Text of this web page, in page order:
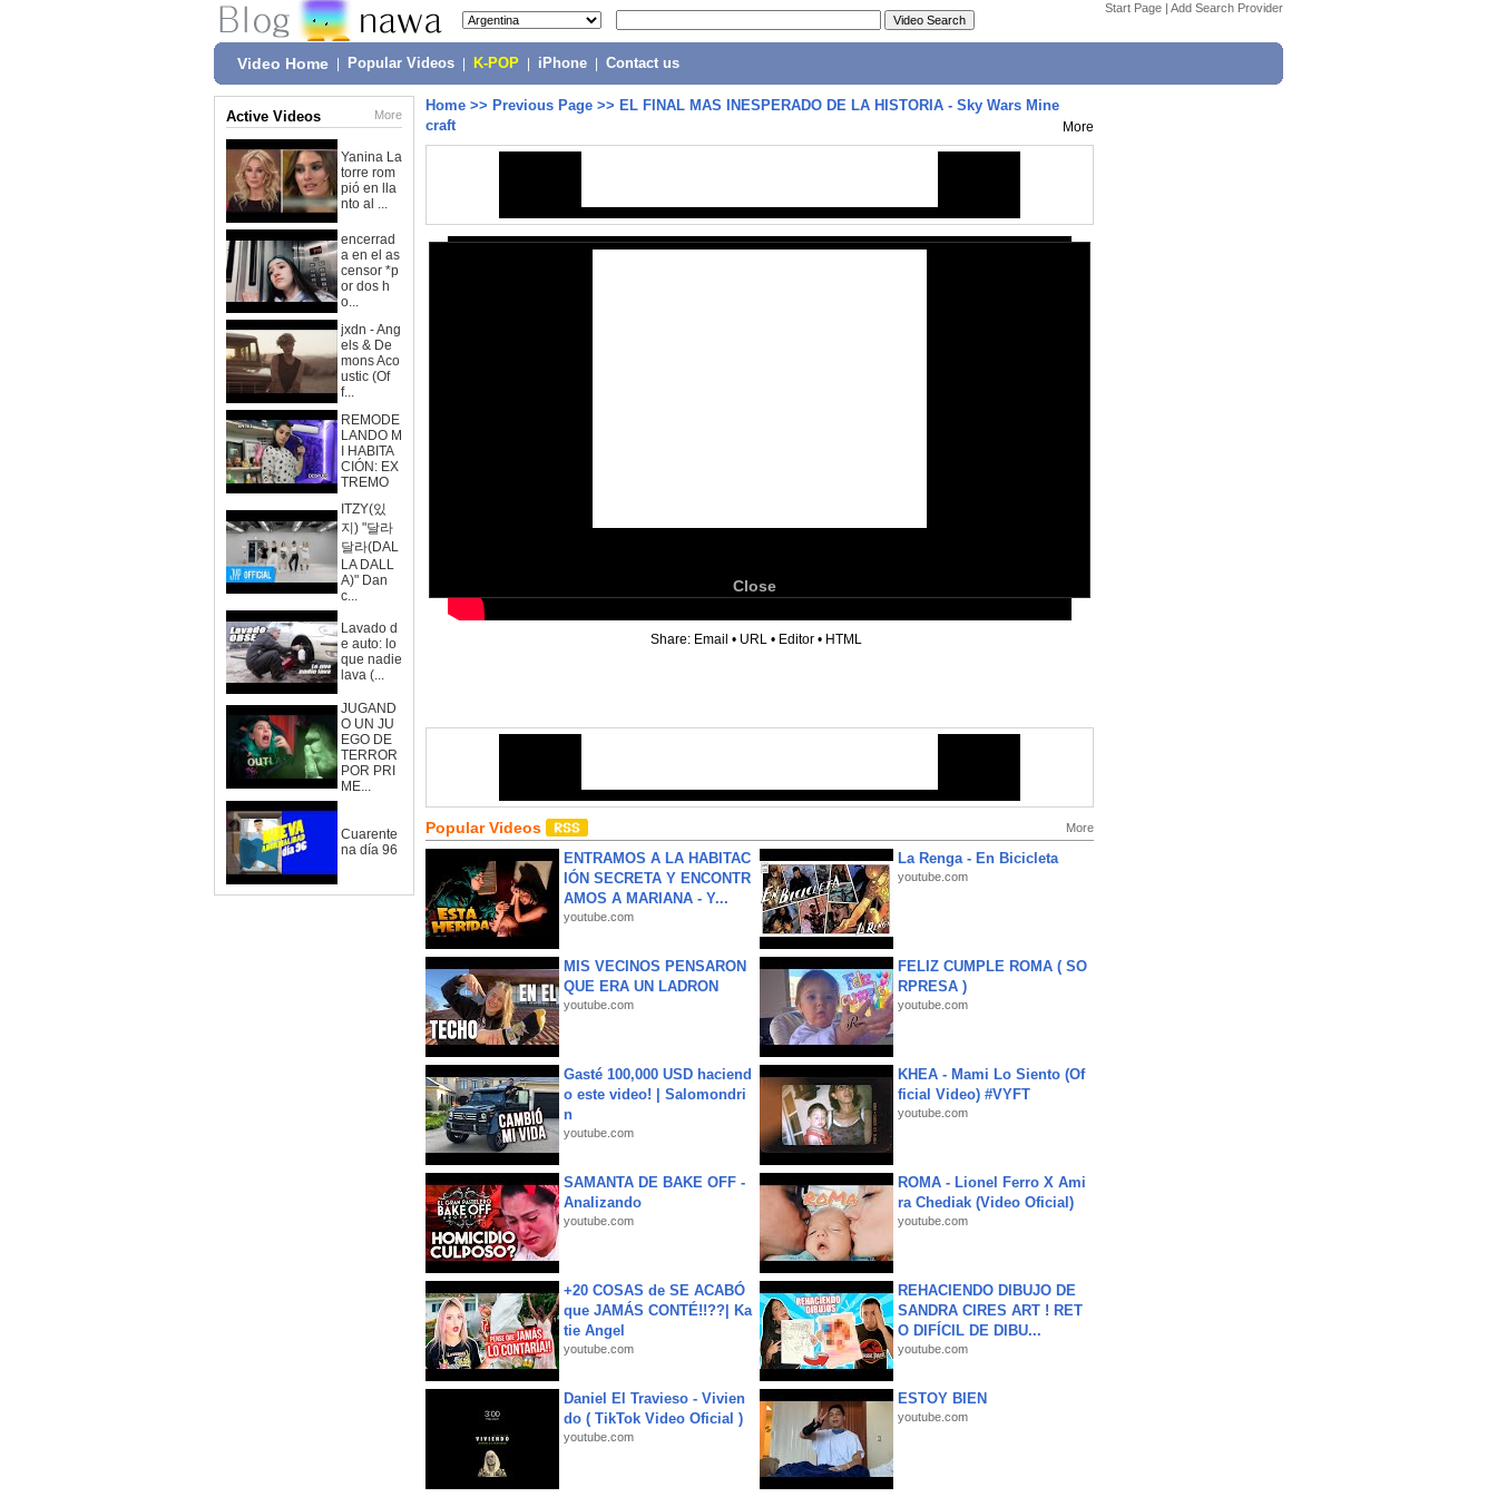
Start Page | Add Search Provider
Video Home Popular Videos K-POP iPhone Contact us
Active Videos More
Yanina La
torre rom
pió en lla
nto al ...
encerrad
a en el as
censor *p
or dos h
o...
jxdn - Ang
els & De
mons Aco
ustic (Of
f...
REMODE
LANDO M
I HABITA
CIÓN: EX
TREMO
ITZY(있
지) "달라
달라(DAL
LA DALL
A)" Dan
c...
Lavado d
e auto: lo
que nadie
lava (...
JUGAND
O UN JU
EGO DE
TERROR
POR PRI
ME...
Cuarente
na día 96
Home >> Previous Page >> EL FINAL MAS INESPERADO DE LA HISTORIA - Sky Wars Mine
craft
More
Close
Share: Email • URL • Editor • HTML
Popular Videos More
ENTRAMOS A LA HABITAC
IÓN SECRETA Y ENCONTR
AMOS A MARIANA - Y...
youtube.com
La Renga - En Bicicleta
youtube.com
MIS VECINOS PENSARON
QUE ERA UN LADRON
youtube.com
FELIZ CUMPLE ROMA ( SO
RPRESA )
youtube.com
Gasté 100,000 USD haciend
o este video! | Salomondri
n
youtube.com
KHEA - Mami Lo Siento (Of
ficial Video) #VYFT
youtube.com
SAMANTA DE BAKE OFF -
Analizando
youtube.com
ROMA - Lionel Ferro X Ami
ra Chediak (Video Oficial)
youtube.com
+20 COSAS de SE ACABÓ
que JAMÁS CONTÉ!!??| Ka
tie Angel
youtube.com
REHACIENDO DIBUJO DE
SANDRA CIRES ART ! RET
O DIFÍCIL DE DIBU...
youtube.com
Daniel El Travieso - Vivien
do ( TikTok Video Oficial )
youtube.com
ESTOY BIEN
youtube.com